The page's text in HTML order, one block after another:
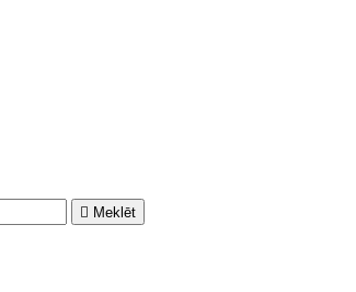
 Meklēt